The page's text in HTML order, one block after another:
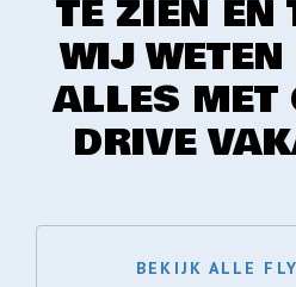
TE ZIEN EN
WIJ
ALLES MET
DRIVE
BEKIJK ALLE